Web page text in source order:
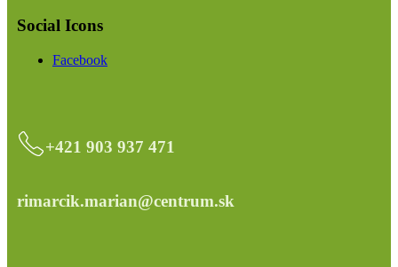
Social Icons
Facebook
+421 903 937 471
rimarcik.marian@centrum.sk